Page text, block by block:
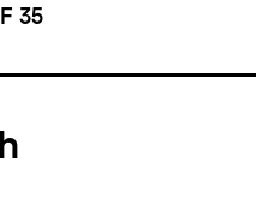
35